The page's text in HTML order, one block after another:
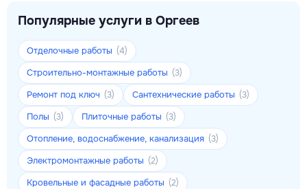
Популярные услуги в Оргеев
Отделочные работы (4)
Строительно-монтажные работы (3)
Ремонт под ключ (3) Сантехнические работы (3)
Полы (3) Плиточные работы (3)
Отопление, водоснабжение, канализация (3)
Электромонтажные работы (2)
Кровельные и фасадные работы (2)